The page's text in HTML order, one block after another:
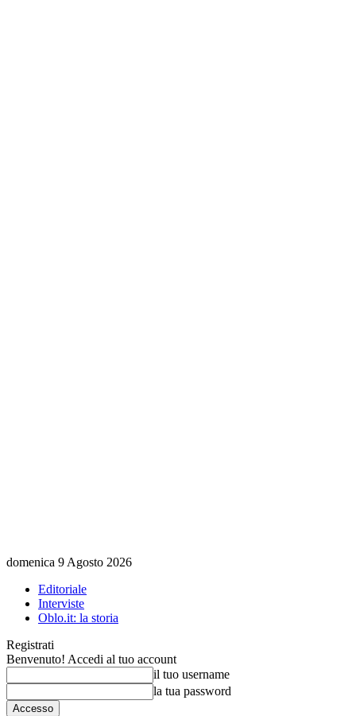
domenica 9 Agosto 2026
Editoriale
Interviste
Oblo.it: la storia
Registrati
Benvenuto! Accedi al tuo account
il tuo username
la tua password